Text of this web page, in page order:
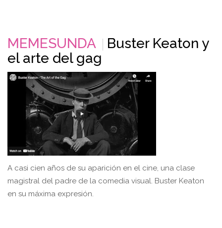
MEMESUNDA
Buster Keaton y
el arte del gag
A casi cien años de su aparición en el cine, una clase
magistral del padre de la comedia visual. Buster Keaton
en su máxima expresión.